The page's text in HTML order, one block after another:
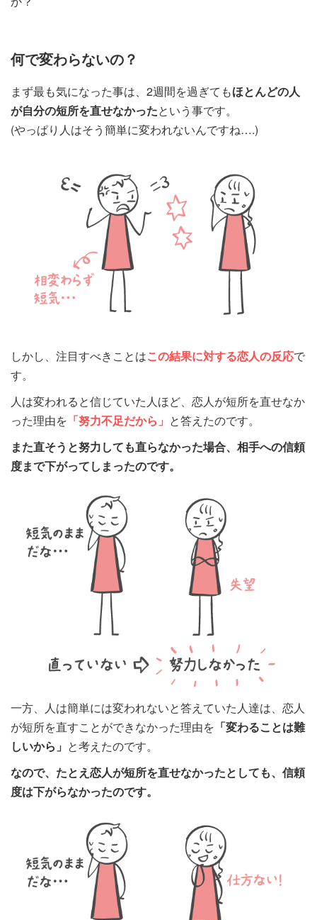
何で変わらないの？
まず最も気になった事は、2週間を過ぎてもほとんどの人
が自分の短所を直せなかったという事です。
(やっぱり人はそう簡単に変われないんですね….)
しかし、注目すべきことはこの結果に対する恋人の反応で
す。
人は変われると信じていた人ほど、恋人が短所を直せなか
った理由を 「努力不足だから」 と答えたのです。
また直そうと努力しても直らなかった場合、相手への信頼
度まで下がってしまったのです。
一方、人は簡単には変われないと答えていた人達は、恋人
が短所を直すことができなかった理由を 「変わることは難
しいから」 と考えたのです。
なので、たとえ恋人が短所を直せなかったとしても、信頼
度は下がらなかったのです。